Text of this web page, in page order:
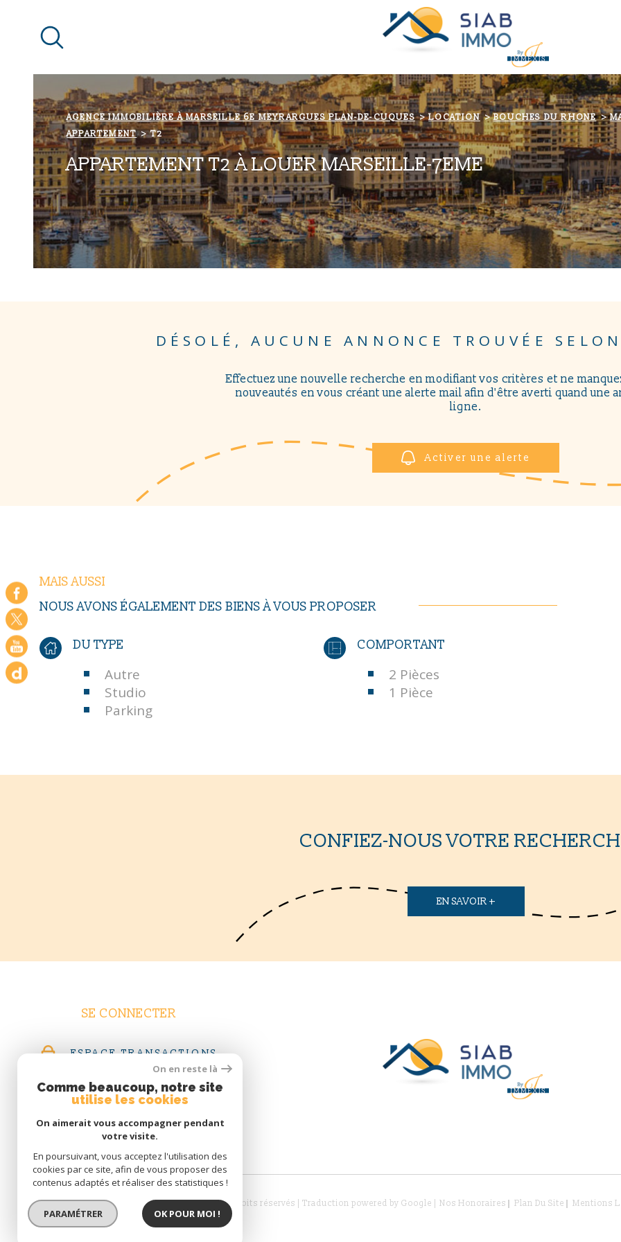
contenu
AGENCE IMMOBILIÈRE À MARSEILLE 6E MEYRARGUES PLAN-DE-CUQUES LOCATION BOUCHES DU RHONE
APPARTEMENT
T2
APPARTEMENT T2 À LOUER MARSEILLE-7EME
DÉSOLÉ, AUCUNE ANNONCE TROUVÉE
Effectuez une nouvelle recherche en modifiant vos critères et ne
nouveautés en vous créant une alerte mail afin d'être averti quand une
ligne.
Activer une alerte
MAIS AUSSI
NOUS AVONS ÉGALEMENT DES BIENS À VOUS PROPOSER
DU TYPE
Autre
Studio
Parking
COMPORTANT
2 Pièces
1 Pièce
CONFIEZ-NOUS VOTRE
EN SAVOIR +
SE CONNECTER
ESPACE TRANSACTIONS
ESPACE LOCATAIRES
© 2026 | Tous droits réservés | Traduction powered by Google | Nos Honoraires Plan Du Site Mentions
On en reste là
Comme beaucoup, notre site
utilise les cookies
On aimerait vous accompagner pendant
votre visite.
En poursuivant, vous acceptez l'utilisation des
cookies par ce site, afin de vous proposer des
contenus adaptés et réaliser des statistiques !
PARAMÉTRER OK POUR MOI !